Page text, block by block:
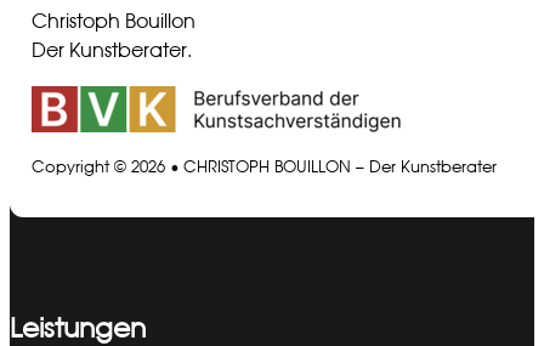
Christoph Bouillon
Der Kunstberater.
Copyright © 2026 • CHRISTOPH BOUILLON – Der Kunstberater
Leistungen